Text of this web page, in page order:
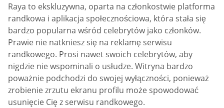
Raya to ekskluzywna, oparta na członkostwie platforma
randkowa i aplikacja społecznościowa, która stała się
bardzo popularna wśród celebrytów jako członków.
Prawie nie natkniesz się na reklamę serwisu
randkowego. Prosi nawet swoich celebrytów, aby
nigdzie nie wspominali o usłudze. Witryna bardzo
poważnie podchodzi do swojej wyłączności, ponieważ
zrobienie zrzutu ekranu profilu może spowodować
usunięcie Cię z serwisu randkowego.